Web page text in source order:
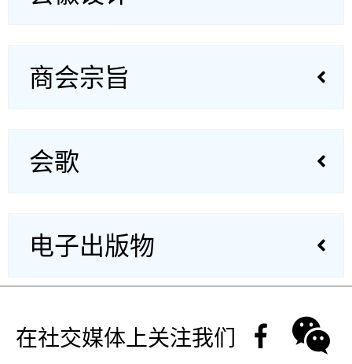
商会宗旨
会歌
电子出版物
在社交媒体上关注我们